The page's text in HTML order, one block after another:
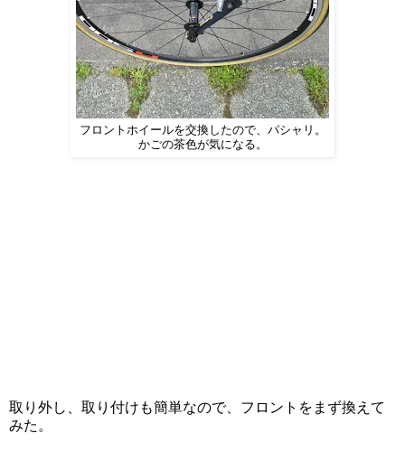
フロントホイールを交換したので、パシャリ。
かごの茶色が気になる。
取り外し、取り付けも簡単なので、フロントをまず換えて
みた。